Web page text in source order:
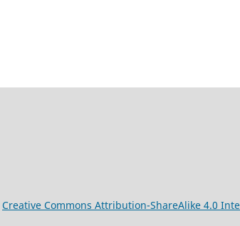
Creative Commons Attribution-ShareAlike 4.0